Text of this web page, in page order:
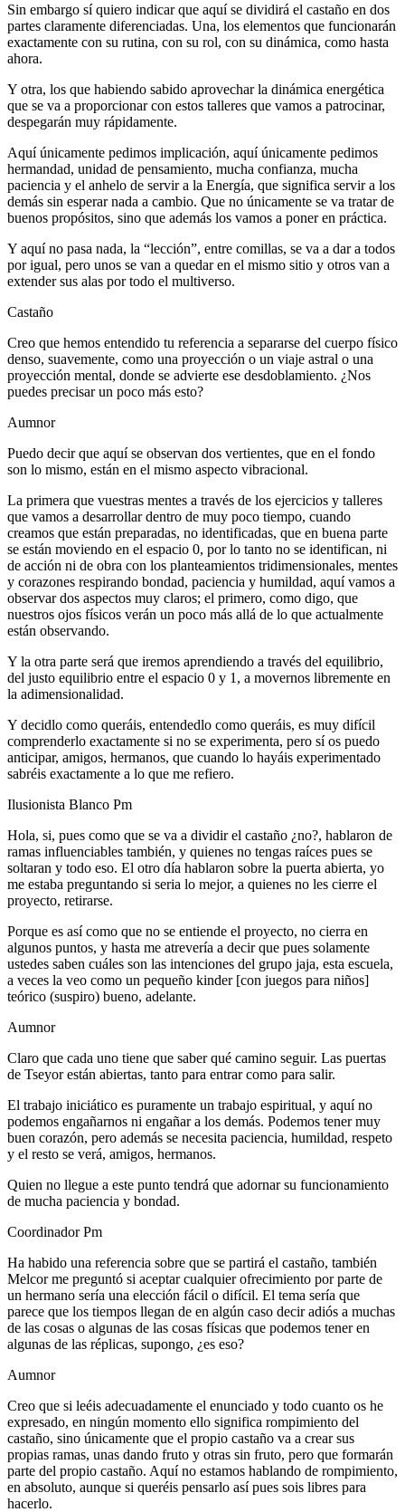
Sin embargo sí quiero indicar que aquí se dividirá el castaño en dos
partes claramente diferenciadas. Una, los elementos que funcionarán
exactamente con su rutina, con su rol, con su dinámica, como hasta
ahora.
Y otra, los que habiendo sabido aprovechar la dinámica energética
que se va a proporcionar con estos talleres que vamos a patrocinar,
despegarán muy rápidamente.
Aquí únicamente pedimos implicación, aquí únicamente pedimos
hermandad, unidad de pensamiento, mucha confianza, mucha
paciencia y el anhelo de servir a la Energía, que significa servir a los
demás sin esperar nada a cambio. Que no únicamente se va tratar de
buenos propósitos, sino que además los vamos a poner en práctica.
Y aquí no pasa nada, la “lección”, entre comillas, se va a dar a todos
por igual, pero unos se van a quedar en el mismo sitio y otros van a
extender sus alas por todo el multiverso.
Castaño
Creo que hemos entendido tu referencia a separarse del cuerpo físico
denso, suavemente, como una proyección o un viaje astral o una
proyección mental, donde se advierte ese desdoblamiento. ¿Nos
puedes precisar un poco más esto?
Aumnor
Puedo decir que aquí se observan dos vertientes, que en el fondo
son lo mismo, están en el mismo aspecto vibracional.
La primera que vuestras mentes a través de los ejercicios y talleres
que vamos a desarrollar dentro de muy poco tiempo, cuando
creamos que están preparadas, no identificadas, que en buena parte
se están moviendo en el espacio 0, por lo tanto no se identifican, ni
de acción ni de obra con los planteamientos tridimensionales, mentes
y corazones respirando bondad, paciencia y humildad, aquí vamos a
observar dos aspectos muy claros; el primero, como digo, que
nuestros ojos físicos verán un poco más allá de lo que actualmente
están observando.
Y la otra parte será que iremos aprendiendo a través del equilibrio,
del justo equilibrio entre el espacio 0 y 1, a movernos libremente en
la adimensionalidad.
Y decidlo como queráis, entendedlo como queráis, es muy difícil
comprenderlo exactamente si no se experimenta, pero sí os puedo
anticipar, amigos, hermanos, que cuando lo hayáis experimentado
sabréis exactamente a lo que me refiero.
Ilusionista Blanco Pm
Hola, si, pues como que se va a dividir el castaño ¿no?, hablaron de
ramas influenciables también, y quienes no tengas raíces pues se
soltaran y todo eso. El otro día hablaron sobre la puerta abierta, yo
me estaba preguntando si seria lo mejor, a quienes no les cierre el
proyecto, retirarse.
Porque es así como que no se entiende el proyecto, no cierra en
algunos puntos, y hasta me atrevería a decir que pues solamente
ustedes saben cuáles son las intenciones del grupo jaja, esta escuela,
a veces la veo como un pequeño kinder [con juegos para niños]
teórico (suspiro) bueno, adelante.
Aumnor
Claro que cada uno tiene que saber qué camino seguir. Las puertas
de Tseyor están abiertas, tanto para entrar como para salir.
El trabajo iniciático es puramente un trabajo espiritual, y aquí no
podemos engañarnos ni engañar a los demás. Podemos tener muy
buen corazón, pero además se necesita paciencia, humildad, respeto
y el resto se verá, amigos, hermanos.
Quien no llegue a este punto tendrá que adornar su funcionamiento
de mucha paciencia y bondad.
Coordinador Pm
Ha habido una referencia sobre que se partirá el castaño, también
Melcor me preguntó si aceptar cualquier ofrecimiento por parte de
un hermano sería una elección fácil o difícil. El tema sería que
parece que los tiempos llegan de en algún caso decir adiós a muchas
de las cosas o algunas de las cosas físicas que podemos tener en
algunas de las réplicas, supongo, ¿es eso?
Aumnor
Creo que si leéis adecuadamente el enunciado y todo cuanto os he
expresado, en ningún momento ello significa rompimiento del
castaño, sino únicamente que el propio castaño va a crear sus
propias ramas, unas dando fruto y otras sin fruto, pero que formarán
parte del propio castaño. Aquí no estamos hablando de rompimiento,
en absoluto, aunque si queréis pensarlo así pues sois libres para
hacerlo.